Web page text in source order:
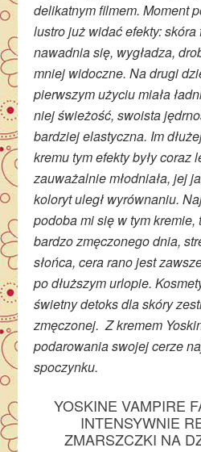
delikatnym filmem. Moment
lustro już widać efekty:
nawadnia się, wygładza,
mniej widoczne. Na drugi
pierwszym użyciu miała
niej świeżość, swoista
bardziej elastyczna. Im
kremu tym efekty były coraz
zauważalnie młodniała, jej
koloryt uległ wyrównaniu.
podoba mi się w tym kremie,
bardzo zmęczonego dnia,
słońca, cera rano jest
po dłuższym urlopie.
świetny detoks dla skóry
zmęczonej. Z kremem
podarowania swojej cerze
spoczynku.
YOSKINE VAMPIRE
INTENSYWNIE
ZMARSZCZKI NA